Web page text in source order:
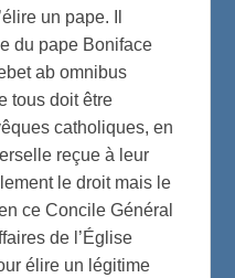
un pape. Il
du pape Boniface
ab omnibus
tous doit être
catholiques, en
reçue à leur
le droit mais le
ce Concile Général
de l’Église
élire un légitime